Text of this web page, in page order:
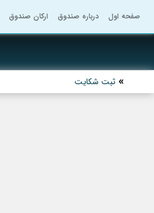
صفحه اول درباره صندوق ارکان صندوق
ثبت شکایت